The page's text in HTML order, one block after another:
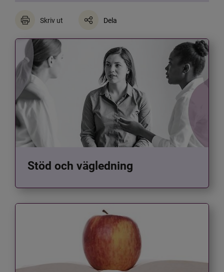
Skriv ut Dela
Stöd och vägledning